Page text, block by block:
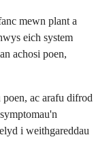
mewn plant a
eich system
achosi poen,
ac arafu difrod
i weithgareddau